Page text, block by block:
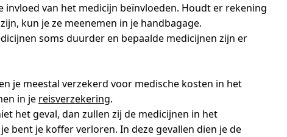
van het medicijn beïnvloeden. Houdt er rekening
kun je ze meenemen in je handbagage.
soms duurder en bepaalde medicijnen zijn er
je meestal verzekerd voor medische kosten in het
in je reisverzekering.
het geval, dan zullen zij de medicijnen in het
bent je koffer verloren. In deze gevallen dien je de